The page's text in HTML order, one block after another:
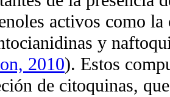
activos como la
y
2010). Estos
de citoquinas,